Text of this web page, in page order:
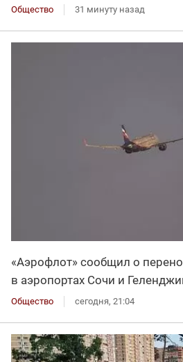
Общество 31 минуту назад
«Аэрофлот» сообщил о
в аэропортах Сочи и
Общество сегодня, 21:04